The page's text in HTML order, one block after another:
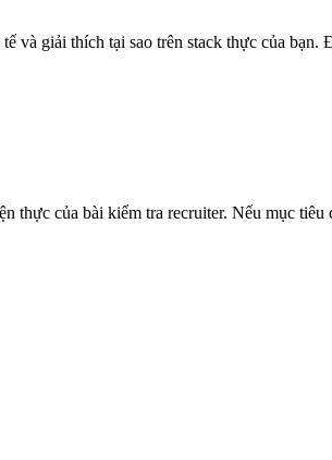
giải thích tại sao trên stack thực của
thực của bài kiểm tra recruiter. Nếu mục